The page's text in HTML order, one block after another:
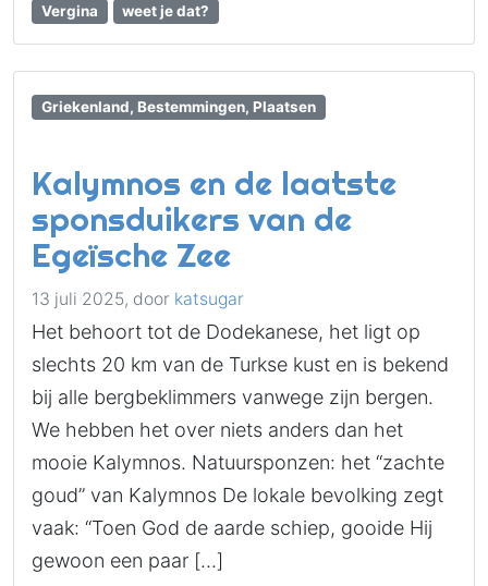
Vergina
weet je dat?
Griekenland, Bestemmingen, Plaatsen
Kalymnos en de laatste
sponsduikers van de
Egeïsche Zee
13 juli 2025, door katsugar
Het behoort tot de Dodekanese, het ligt op
slechts 20 km van de Turkse kust en is bekend
bij alle bergbeklimmers vanwege zijn bergen.
We hebben het over niets anders dan het
mooie Kalymnos. Natuursponzen: het “zachte
goud” van Kalymnos De lokale bevolking zegt
vaak: “Toen God de aarde schiep, gooide Hij
gewoon een paar […]